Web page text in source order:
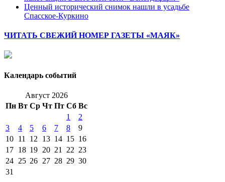
Ценный исторический снимок нашли в усадьбе
Спасское-Куркино
ЧИТАТЬ СВЕЖИЙ НОМЕР ГАЗЕТЫ «МАЯК»
Календарь событий
Август 2026
Пн Вт Ср Чт Пт Сб Вс
1
2
3
4 5 6 7 8
9
10 11 12 13 14 15 16
17 18 19 20 21 22 23
24 25 26 27 28 29 30
31